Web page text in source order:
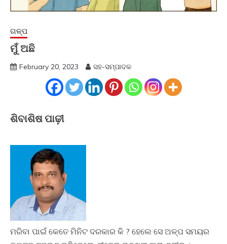
ଗଳ୍ପ
ମୁଁ ଅଛି
February 20, 2023 ସହ-ସମ୍ପାଦକ
ଶିବାଶିଷ ପାଢ଼ୀ
ମରିବା ପାଇଁ କେତେ ମିନିଟ ଦରକାର କି ? ହେଲେ ସେ ଅଳ୍ପ ସମୟର